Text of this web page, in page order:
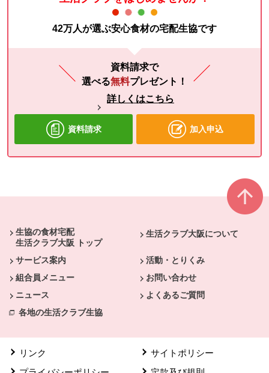
42万人が選ぶ安心食材の宅配生協です
資料請求で
選べる無料プレゼント！
詳しくはこちら
資料請求 加入申込
生協の食材宅配
生活クラブ大阪 トップ
生活クラブ大阪について
サービス案内
活動・とりくみ
組合員メニュー
お問い合わせ
ニュース
よくあるご質問
各地の生活クラブ生協
リンク
サイトポリシー